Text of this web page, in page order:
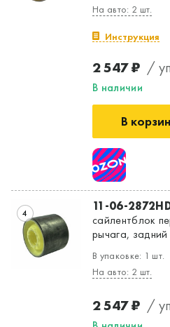
На авто: 2 шт.
Инструкция
2 547 ₽ /
В наличии
В
4 11-06-
сайлентблок
рычага, задний
В упаковке: 1 шт.
На авто: 2 шт.
2 547 ₽ /